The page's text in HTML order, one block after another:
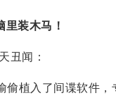
装木马！
丑闻：
植入了间谍软件，